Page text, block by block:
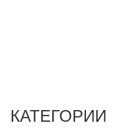
КАТЕГОРИИ